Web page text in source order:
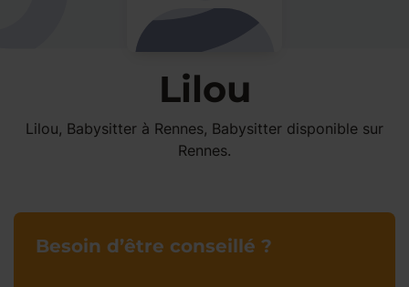
Lilou
Lilou, Babysitter à Rennes, Babysitter disponible sur
Rennes.
Besoin d’être conseillé ?